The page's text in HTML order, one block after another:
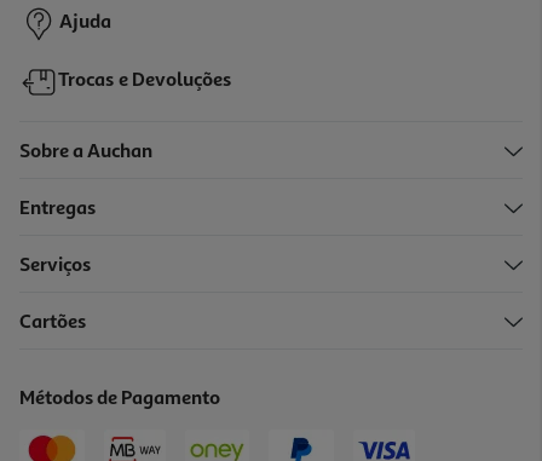
-20%
Price reduced from
16,12 €to
Promoção
Ajuda
Trocas e Devoluções
Sobre a Auchan
Entregas
Serviços
Cartões
Métodos de Pagamento